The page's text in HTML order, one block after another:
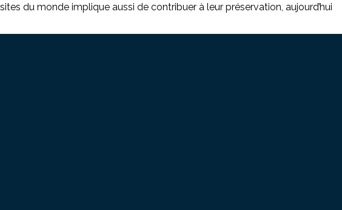
du monde implique aussi de contribuer à leur préservation, aujourd’hui